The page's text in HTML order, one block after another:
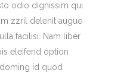
odio dignissim qui
zzril delenit augue
facilisi. Nam liber
eleifend option
id quod